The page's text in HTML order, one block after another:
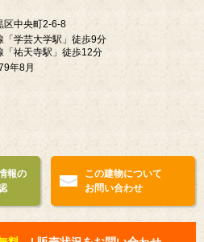
区中央町2-6-8
「学芸大学駅」徒歩9分
「祐天寺駅」徒歩12分
年8月
報の
この建物について
お問い合わせ